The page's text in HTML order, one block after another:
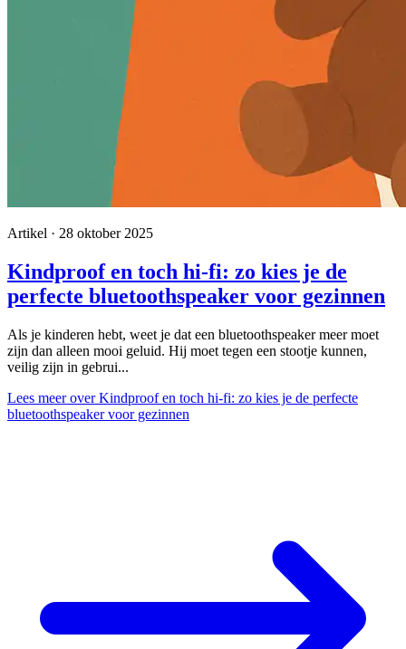
Artikel · 28 oktober 2025
Kindproof en toch hi‑fi: zo kies je de
perfecte bluetoothspeaker voor gezinnen
Als je kinderen hebt, weet je dat een bluetoothspeaker meer moet
zijn dan alleen mooi geluid. Hij moet tegen een stootje kunnen,
veilig zijn in gebrui...
Lees meerover Kindproof en toch hi‑fi: zo kies je de perfecte
bluetoothspeaker voor gezinnen